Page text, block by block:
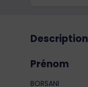
Description
Prénom
BORSANI